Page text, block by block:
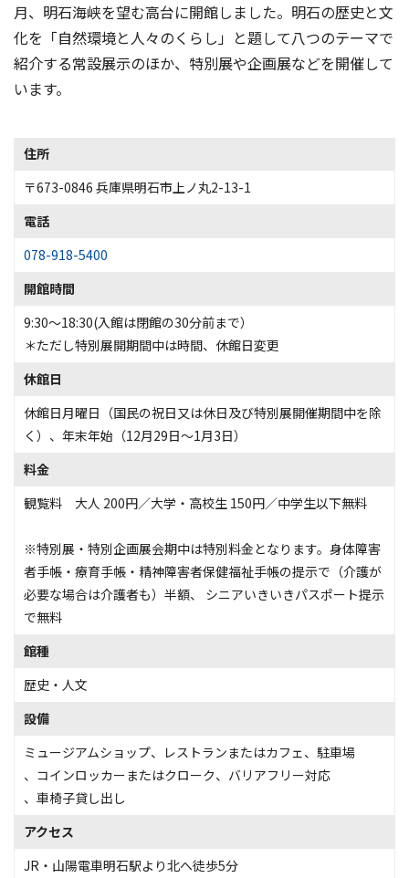
月、明石海峡を望む高台に開館しました。明石の歴史と文
化を「自然環境と人々のくらし」と題して八つのテーマで
紹介する常設展示のほか、特別展や企画展などを開催して
います。
住所
〒673-0846 兵庫県明石市上ノ丸2-13-1
電話
078-918-5400
開館時間
9:30～18:30(入館は閉館の30分前まで）
＊ただし特別展開期間中は時間、休館日変更
休館日
休館日月曜日（国民の祝日又は休日及び特別展開催期間中を除
く）、年末年始（12月29日～1月3日）
料金
観覧料 大人 200円／大学・高校生 150円／中学生以下無料
※特別展・特別企画展会期中は特別料金となります。身体障害
者手帳・療育手帳・精神障害者保健福祉手帳の提示で（介護が
必要な場合は介護者も）半額、 シニアいきいきパスポート提示
で無料
館種
歴史・人文
設備
ミュージアムショップ、 レストランまたはカフェ、 駐車場
、 コインロッカーまたはクローク、 バリアフリー対応
、 車椅子貸し出し
アクセス
JR・山陽電車明石駅より北へ徒歩5分